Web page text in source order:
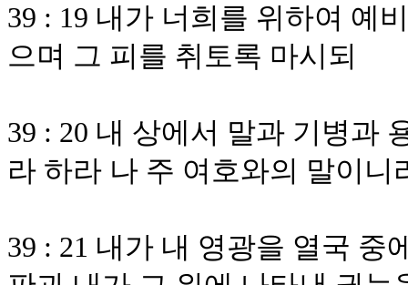
39 : 19 내가 너희를 위하여 예
으며 그 피를 취토록 마시되
39 : 20 내 상에서 말과 기병과
라 하라 나 주 여호와의 말이니
39 : 21 내가 내 영광을 열국 중